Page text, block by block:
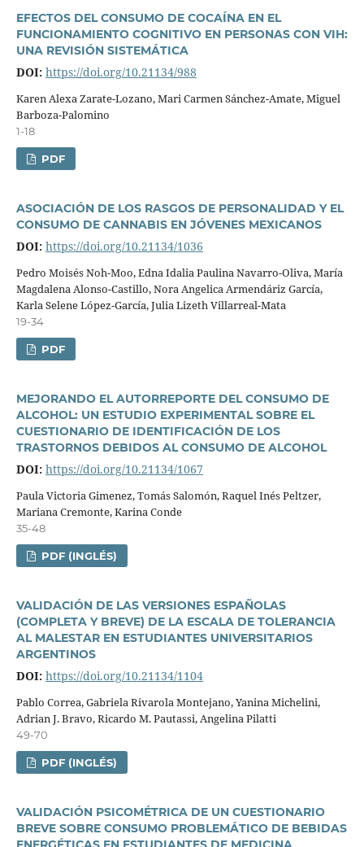
EFECTOS DEL CONSUMO DE COCAÍNA EN EL
FUNCIONAMIENTO COGNITIVO EN PERSONAS CON VIH:
UNA REVISIÓN SISTEMÁTICA
DOI: https://doi.org/10.21134/988
Karen Alexa Zarate-Lozano, Mari Carmen Sánchez-Amate, Miguel
Barboza-Palomino
1-18
PDF
ASOCIACIÓN DE LOS RASGOS DE PERSONALIDAD Y EL
CONSUMO DE CANNABIS EN JÓVENES MEXICANOS
DOI: https://doi.org/10.21134/1036
Pedro Moisés Noh-Moo, Edna Idalia Paulina Navarro-Oliva, Marí­a
Magdalena Alonso-Castillo, Nora Angelica Armendáriz Garcí­a,
Karla Selene López-Garcí­a, Julia Lizeth Villarreal-Mata
19-34
PDF
MEJORANDO EL AUTORREPORTE DEL CONSUMO DE
ALCOHOL: UN ESTUDIO EXPERIMENTAL SOBRE EL
CUESTIONARIO DE IDENTIFICACIÓN DE LOS
TRASTORNOS DEBIDOS AL CONSUMO DE ALCOHOL
DOI: https://doi.org/10.21134/1067
Paula Victoria Gimenez, Tomás Salomón, Raquel Inés Peltzer,
Mariana Cremonte, Karina Conde
35-48
PDF (INGLÉS)
VALIDACIÓN DE LAS VERSIONES ESPAÑOLAS
(COMPLETA Y BREVE) DE LA ESCALA DE TOLERANCIA
AL MALESTAR EN ESTUDIANTES UNIVERSITARIOS
ARGENTINOS
DOI: https://doi.org/10.21134/1104
Pablo Correa, Gabriela Rivarola Montejano, Yanina Michelini,
Adrian J. Bravo, Ricardo M. Pautassi, Angelina Pilatti
49-70
PDF (INGLÉS)
VALIDACIÓN PSICOMÉTRICA DE UN CUESTIONARIO
BREVE SOBRE CONSUMO PROBLEMÁTICO DE BEBIDAS